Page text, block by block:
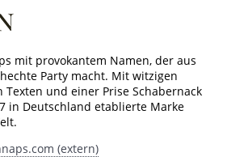
mit provokantem Namen, der aus
Party macht. Mit witzigen
und einer Prise Schabernack
in Deutschland etablierte Marke
(extern)